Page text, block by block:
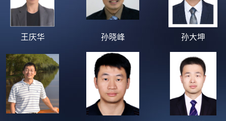
王庆华 孙晓峰 孙大坤